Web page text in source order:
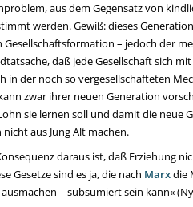
aus dem Gegensatz von
werden. Gewiß: dieses
Gesellschaftsformation – jedoch der
daß jede Gesellschaft sich
in der noch so vergesellschafteten
zwar ihrer neuen Generation
sie lernen soll und damit die neue
aus Jung Alt machen.
daraus ist, daß Erziehung
Gesetze sind es ja, die nach Marxdie
– subsumiert sein kann«